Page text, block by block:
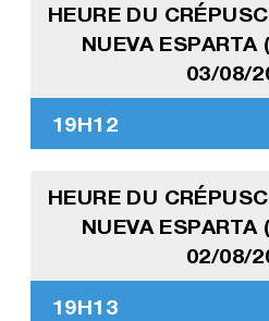
HEURE DU
NUEVA ESPARTA
03/08/
19H12
HEURE DU
NUEVA ESPARTA
02/08/
19H13